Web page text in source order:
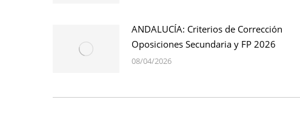
ANDALUCÍA: Criterios de Corrección
Oposiciones Secundaria y FP 2026
08/04/2026